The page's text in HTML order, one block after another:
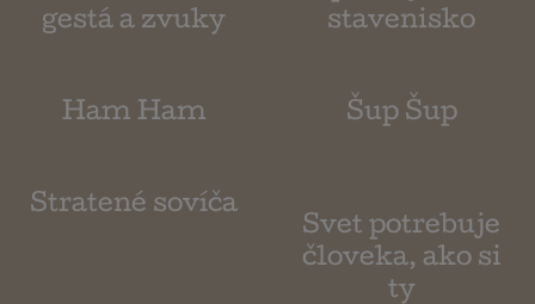
stavenisko
Svet potrebuje